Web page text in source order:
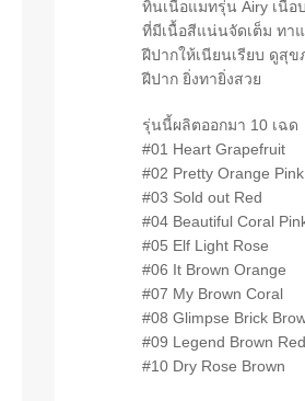
ทิ้นเนื้อแมทรุ่น Airy เนื้
ที่มีเนื้อสีแน่นจัดเต็ม ทา
ฝีปากให้เนียนเรียบ ดูสุ
ฝีปาก ยิ่งทายิ่งสวย
รุ่นนี้ผลิตออกมา 10 เฉด
#01 Heart Grapefruit
#02 Pretty Orange Pink
#03 Sold out Red
#04 Beautiful Coral
#05 Elf Light Rose
#06 It Brown Orange
#07 My Brown Coral
#08 Glimpse Brick
#09 Legend Brown Red
#10 Dry Rose Brown